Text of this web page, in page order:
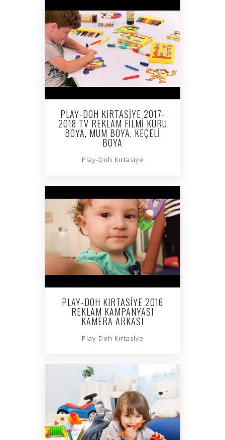
PLAY-DOH KIRTASIYE 2017-
2018 TV REKLAM FILMI KURU
BOYA, MUM BOYA, KEÇELI
BOYA
Play-Doh Kırtasiye
PLAY-DOH KIRTASIYE 2016
REKLAM KAMPANYASI
KAMERA ARKASI
Play-Doh Kırtasiye